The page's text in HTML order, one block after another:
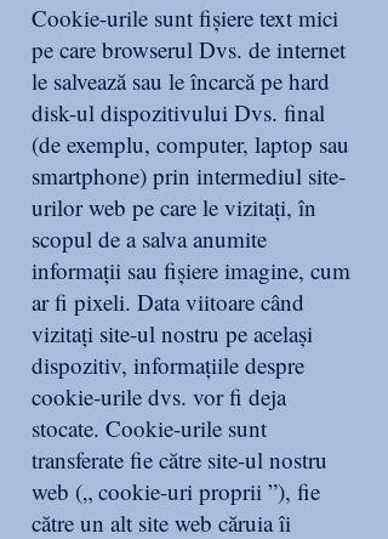
Cookie-urile sunt fișiere text mici
pe care browserul Dvs. de internet
le salvează sau le încarcă pe hard
disk-ul dispozitivului Dvs. final
(de exemplu, computer, laptop sau
smartphone) prin intermediul site-
urilor web pe care le vizitați, în
scopul de a salva anumite
informații sau fișiere imagine, cum
ar fi pixeli. Data viitoare când
vizitați site-ul nostru pe același
dispozitiv, informațiile despre
cookie-urile dvs. vor fi deja
stocate. Cookie-urile sunt
transferate fie către site-ul nostru
web („ cookie-uri proprii ”), fie
către un alt site web căruia îi